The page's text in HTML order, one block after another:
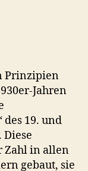
Prinzipien
Jahren
19. und
Diese
Zahl in allen
gebaut, sie